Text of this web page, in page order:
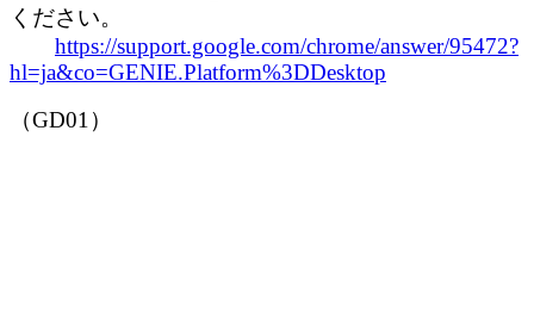
ください。
https://support.google.com/chrome/answer/95472?
hl=ja&co=GENIE.Platform%3DDesktop
（GD01）